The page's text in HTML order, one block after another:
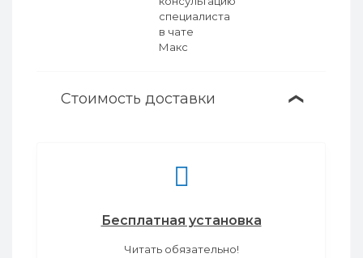
Стоимость доставки ❯
Бесплатная установка
Читать обязательно!